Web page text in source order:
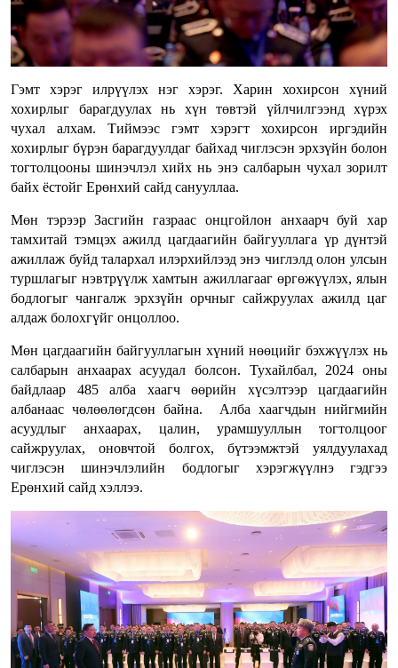
Гэмт хэрэг илрүүлэх нэг хэрэг. Харин хохирсон хүний
хохирлыг барагдуулах нь хүн төвтэй үйлчилгээнд хүрэх
чухал алхам. Тиймээс гэмт хэрэгт хохирсон иргэдийн
хохирлыг бүрэн барагдуулдаг байхад чиглэсэн эрхзүйн болон
тогтолцооны шинэчлэл хийх нь энэ салбарын чухал зорилт
байх ёстойг Ерөнхий сайд санууллаа.
Мөн тэрээр Засгийн газраас онцгойлон анхаарч буй хар
тамхитай тэмцэх ажилд цагдаагийн байгууллага үр дүнтэй
ажиллаж буйд талархал илэрхийлээд энэ чиглэлд олон улсын
туршлагыг нэвтрүүлж хамтын ажиллагааг өргөжүүлэх, ялын
бодлогыг чангалж эрхзүйн орчныг сайжруулах ажилд цаг
алдаж болохгүйг онцоллоо.
Мөн цагдаагийн байгууллагын хүний нөөцийг бэхжүүлэх нь
салбарын анхаарах асуудал болсон. Тухайлбал, 2024 оны
байдлаар 485 алба хаагч өөрийн хүсэлтээр цагдаагийн
албанаас чөлөөлөгдсөн байна. Алба хаагчдын нийгмийн
асуудлыг анхаарах, цалин, урамшууллын тогтолцоог
сайжруулах, оновчтой болгох, бүтээмжтэй уялдуулахад
чиглэсэн шинэчлэлийн бодлогыг хэрэгжүүлнэ гэдгээ
Ерөнхий сайд хэллээ.